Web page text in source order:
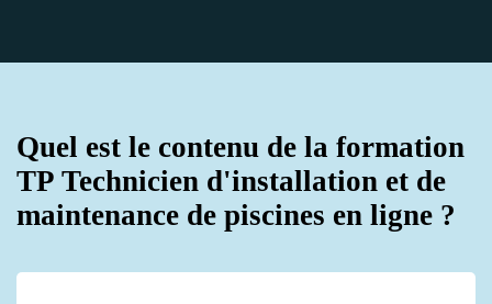
Quel est le contenu de la formation
TP Technicien d'installation et de
maintenance de piscines en ligne ?